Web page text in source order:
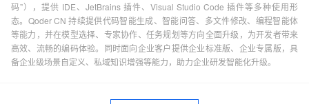
码”），提供 IDE、JetBrains 插件、Visual Studio Code 插件等多种使用形
态。Qoder CN 持续提供代码智能生成、智能问答、多文件修改、编程智能体
等能力，并在模型选择、专家协作、任务规划等方向全面升级，为开发者带来
高效、流畅的编码体验。同时面向企业客户提供企业标准版、企业专属版，具
备企业级场景自定义、私域知识增强等能力，助力企业研发智能化升级。